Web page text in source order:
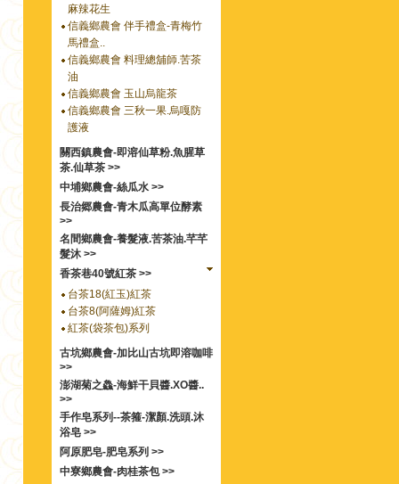
麻辣花生
信義鄉農會 伴手禮盒-青梅竹
馬禮盒..
信義鄉農會 料理總舖師.苦茶
油
信義鄉農會 玉山烏龍茶
信義鄉農會 三秋一果.烏嘎防
護液
關西鎮農會-即溶仙草粉.魚腥草
茶.仙草茶 >>
中埔鄉農會-絲瓜水 >>
長治郷農會-青木瓜高單位酵素
>>
名間鄉農會-養髮液.苦茶油.芊芊
髮沐 >>
香茶巷40號紅茶 >>
台茶18(紅玉)紅茶
台茶8(阿薩姆)紅茶
紅茶(袋茶包)系列
古坑鄉農會-加比山古坑即溶咖啡
>>
澎湖菊之鱻-海鮮干貝醬.XO醬..
>>
手作皂系列--茶箍-潔顏.洗頭.沐
浴皂 >>
阿原肥皂-肥皂系列 >>
中寮鄉農會-肉桂茶包 >>